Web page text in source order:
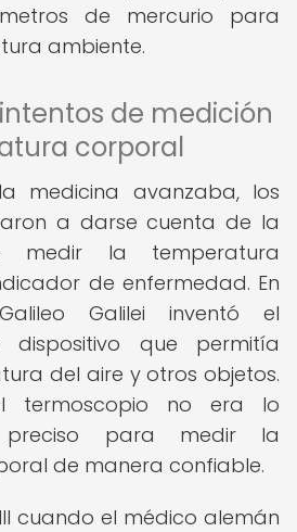
de mercurio para
ambiente.
de medición
corporal
medicina avanzaba, los
a darse cuenta de la
medir la temperatura
de enfermedad. En
Galilei inventó el
dispositivo que permitía
del aire y otros objetos.
termoscopio no era lo
preciso para medir la
de manera confiable.
cuando el médico alemán